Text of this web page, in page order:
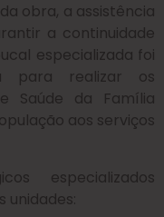
obra, a assistência
a continuidade
especializada foi
para realizar os
Saúde da Família
aos serviços
especializados
unidades: